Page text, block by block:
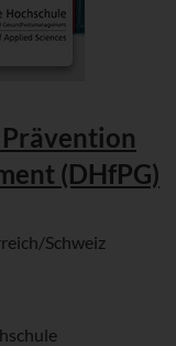
(DHfPG)
Schweiz